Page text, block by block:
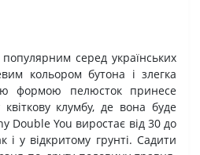
серед українських
кольором бутона і злегка
формою пелюсток принесе
квіткову клумбу, де вона буде
Double You виростає від 30 до
і у відкритому грунті. Садити